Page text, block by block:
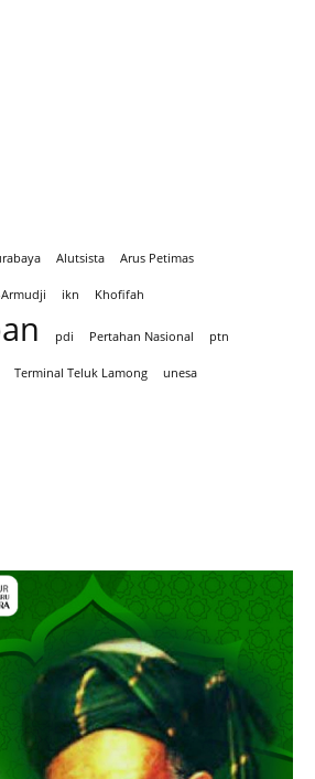
Alutsista Arus Petimas
ikn Khofifah
pdi Pertahan Nasional ptn
Terminal Teluk Lamong unesa